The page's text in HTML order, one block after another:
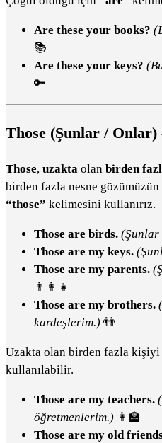
Are these your books?
📚
Are these your keys?
🔑
Those (Şunlar / Onlar)
Those, uzakta olan birden
birden fazla nesne
“those” kelimesini kullanırız.
Those are birds. (Şunlar
Those are my keys.
Those are my parents.
👨‍👩‍👧
Those are my brothers.
kardeşlerim.) 👬
Uzakta olan birden fazla kişiyi
kullanılabilir.
Those are my teachers.
öğretmenlerim.) 👩‍🏫
Those are my old